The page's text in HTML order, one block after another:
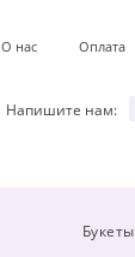
О нас Оплата
Напишите нам:
Букеты